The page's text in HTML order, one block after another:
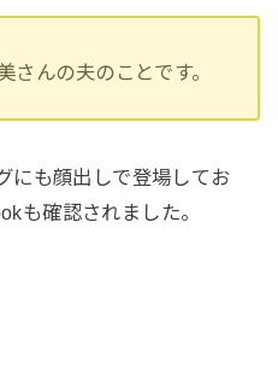
さんの夫のことです。
にも顔出しで登場してお
も確認されました。